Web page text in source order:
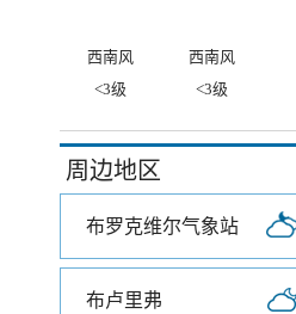
西南风 西南风
<3级
<3级
周边地区
布罗克维尔气象站
布卢里弗